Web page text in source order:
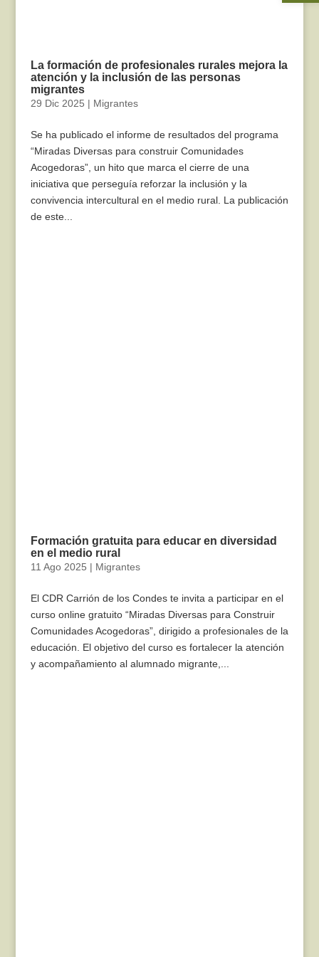
La formación de profesionales rurales mejora la
atención y la inclusión de las personas
migrantes
29 Dic 2025 | Migrantes
Se ha publicado el informe de resultados del programa
“Miradas Diversas para construir Comunidades
Acogedoras”, un hito que marca el cierre de una
iniciativa que perseguía reforzar la inclusión y la
convivencia intercultural en el medio rural. La publicación
de este...
Formación gratuita para educar en diversidad
en el medio rural
11 Ago 2025 | Migrantes
El CDR Carrión de los Condes te invita a participar en el
curso online gratuito “Miradas Diversas para Construir
Comunidades Acogedoras”, dirigido a profesionales de la
educación. El objetivo del curso es fortalecer la atención
y acompañamiento al alumnado migrante,...